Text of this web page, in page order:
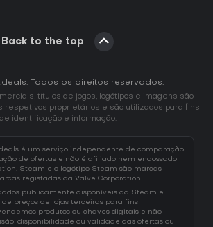
Back to the top
Todos os direitos reservados.
títulos de jogos, logótipos e imagens são
respetivos proprietários e são utilizados para fins
de identificação e informação.
é um serviço independente de comparação
de ofertas e não é afiliado nem endossado
Steam e o logótipo Steam são marcas
registadas da Valve Corporation.
publicamente disponíveis da Steam e
preços de lojas terceiras para fins
produtos ou chaves digitais e não
disponibilidade ou validade das ofertas ou